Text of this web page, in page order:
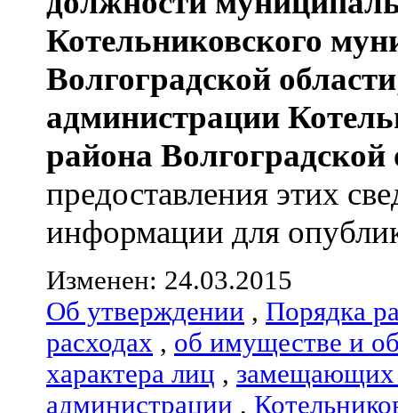
Котельниковского
Волгоградской области
администрации
района Волгоградской
предоставления этих
информации для
Изменен: 24.03.2015
Об утверждении , Порядка
расходах , об имуществе и
характера лиц , замещающих
администрации ,